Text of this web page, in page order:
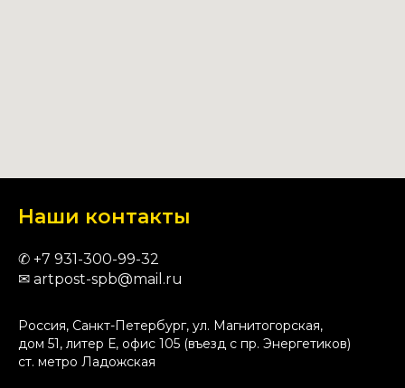
Наши контакты
✆ +7 931-300-99-32
✉ artpost-spb@mail.ru
Россия, Санкт-Петербург, ул. Магнитогорская,
дом 51, литер Е, офис 105 (въезд с пр. Энергетиков)
ст. метро Ладожская